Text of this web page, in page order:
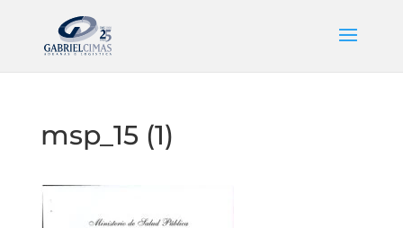
msp_15 (1)